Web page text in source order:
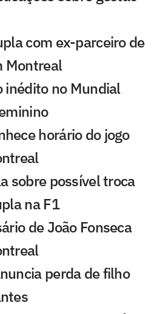
com ex-parceiro de
Montreal
inédito no Mundial
horário do jogo
sobre possível troca
na F1
de João Fonseca
perda de filho